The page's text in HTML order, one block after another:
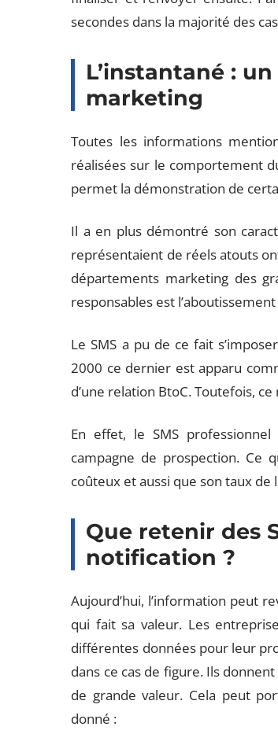
secondes dans la majorité des
L’instantané :
marketing
Toutes les informations
réalisées sur le comportement
permet la démonstration de
Il a en plus démontré son
représentaient de réels atouts
départements marketing des
responsables est
Le SMS a pu de ce fait
2000 ce dernier est apparu
d’une relation BtoC. Toutefois,
En effet, le SMS
campagne de prospection. Ce
coûteux et aussi que son taux
Que retenir des
notification ?
Aujourd’hui, l’information peut
qui fait sa valeur. Les
différentes données pour leur
dans ce cas de figure. Ils
de grande valeur. Cela peut
donné :